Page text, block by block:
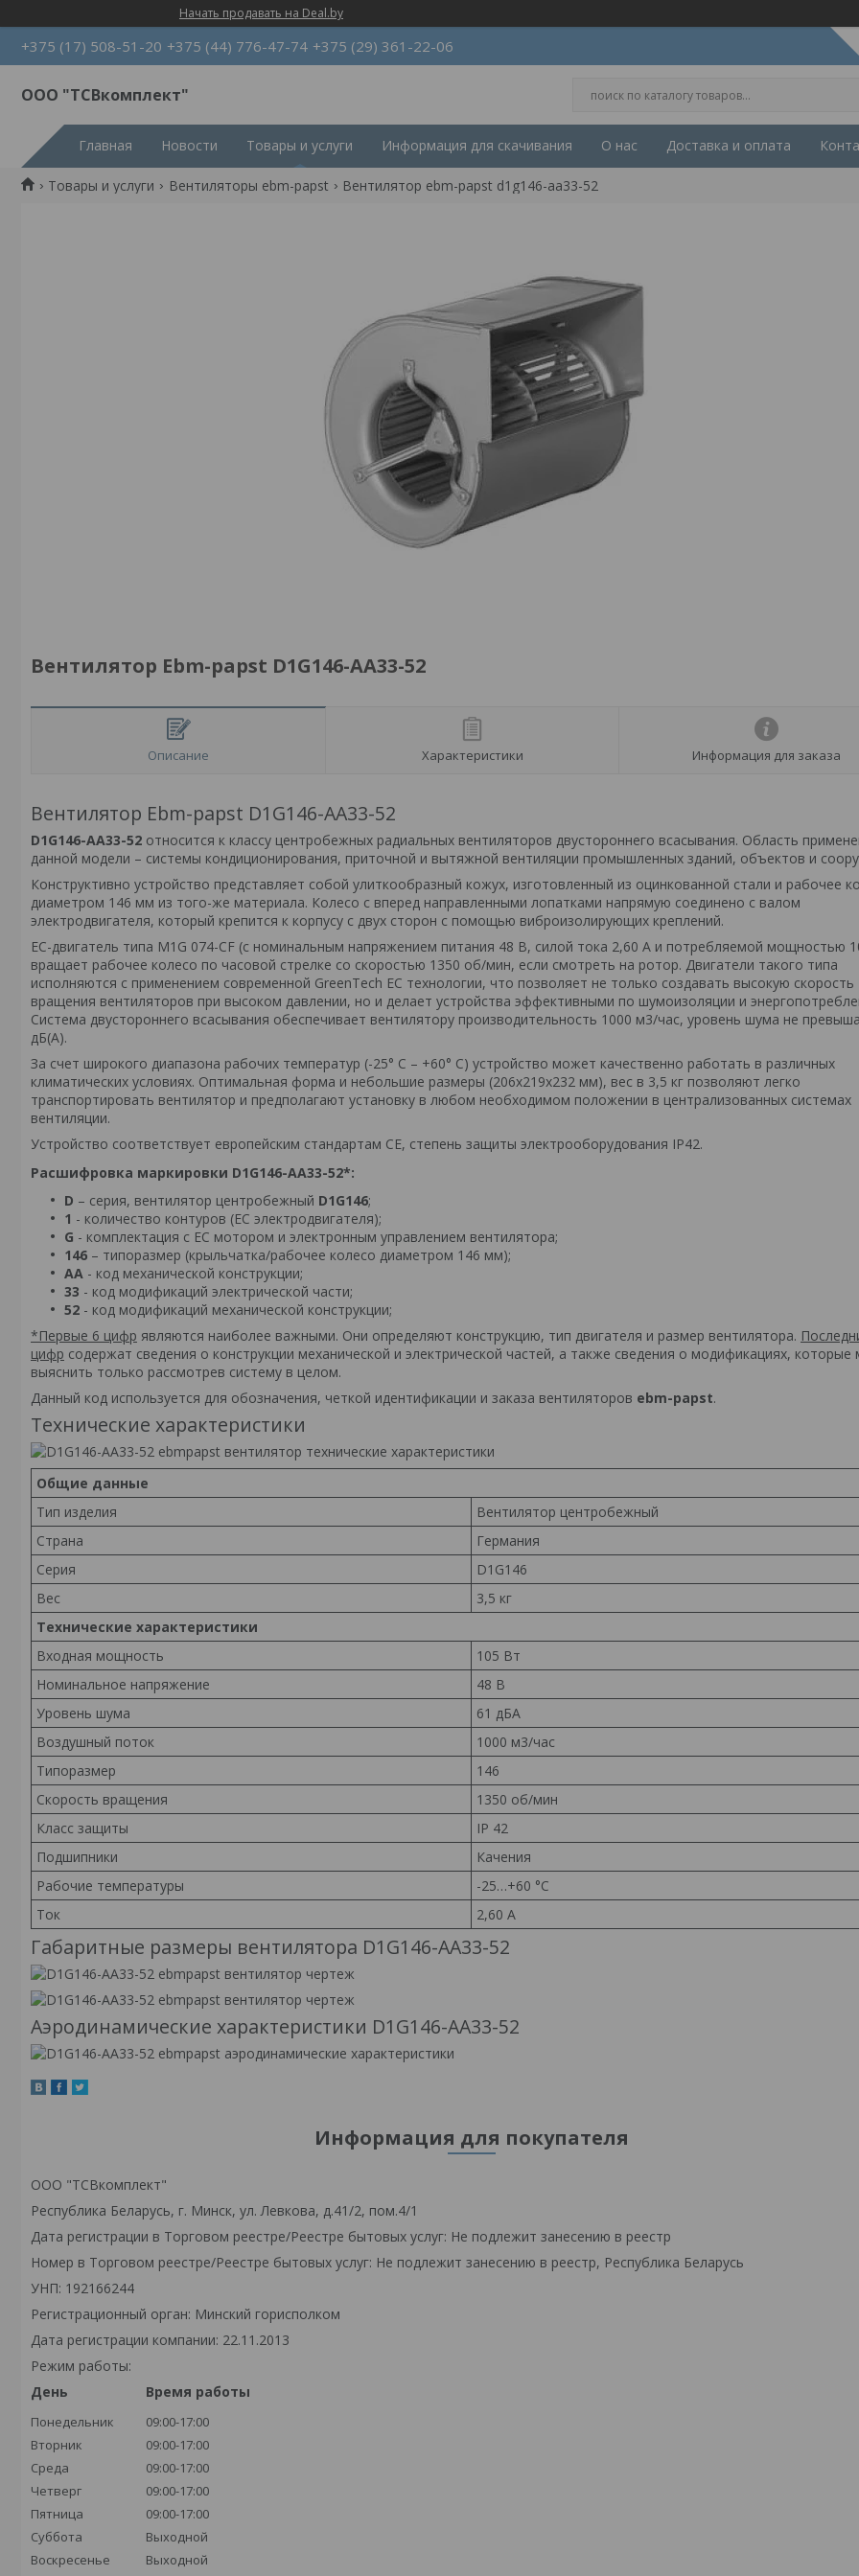
Начать продавать на Deal.by
+375 (17) 508-51-20 +375 (44) 776-47-74 +375 (29) 361-22-06
ООО "ТСВкомплект"
Главная Новости Товары и услуги Информация для скачивания О нас Доставка и оплата
Товары и услуги Вентиляторы ebm-papst Вентилятор ebm-papst d1g146-aa33-52
Вентилятор Ebm-papst D1G146-AA33-52
Описание Характеристики Информация для заказа
Вентилятор Ebm-papst D1G146-AA33-52
D1G146-AA33-52 относится к классу центробежных радиальных вентиляторов двустороннего всасывания. Область
данной модели – системы кондиционирования, приточной и вытяжной вентиляции промышленных зданий, объектов и
Конструктивно устройство представляет собой улиткообразный кожух, изготовленный из оцинкованной стали и рабочее
диаметром 146 мм из того-же материала. Колесо с вперед направленными лопатками напрямую соединено с валом
электродвигателя, который крепится к корпусу с двух сторон с помощью виброизолирующих креплений.
ЕС-двигатель типа M1G 074-CF (с номинальным напряжением питания 48 В, силой тока 2,60 А и потребляемой мощностью
вращает рабочее колесо по часовой стрелке со скоростью 1350 об/мин, если смотреть на ротор. Двигатели такого типа
исполняются с применением современной GreenTech EC технологии, что позволяет не только создавать высокую скорость
вращения вентиляторов при высоком давлении, но и делает устройства эффективными по шумоизоляции и
Система двустороннего всасывания обеспечивает вентилятору производительность 1000 м3/час, уровень шума не
дБ(А).
За счет широкого диапазона рабочих температур (-25° С – +60° С) устройство может качественно работать в различных
климатических условиях. Оптимальная форма и небольшие размеры (206x219x232 мм), вес в 3,5 кг позволяют легко
транспортировать вентилятор и предполагают установку в любом необходимом положении в централизованных системах
вентиляции.
Устройство соответствует европейским стандартам СЕ, степень защиты электрооборудования IP42.
Расшифровка маркировки D1G146-AA33-52*:
D – серия, вентилятор центробежный D1G146;
1 - количество контуров (EC электродвигателя);
G - комплектация с EC мотором и электронным управлением вентилятора;
146 – типоразмер (крыльчатка/рабочее колесо диаметром 146 мм);
AA - код механической конструкции;
33 - код модификаций электрической части;
52 - код модификаций механической конструкции;
*Первые 6 цифр являются наиболее важными. Они определяют конструкцию, тип двигателя и размер вентилятора.
цифр содержат сведения о конструкции механической и электрической частей, а также сведения о модификациях,
выяснить только рассмотрев систему в целом.
Данный код используется для обозначения, четкой идентификации и заказа вентиляторов ebm-papst.
Технические характеристики
Общие данные
Тип изделия
Вентилятор центробежный
Страна
Германия
Серия
D1G146
Вес
3,5 кг
Технические характеристики
Входная мощность
105 Вт
Номинальное напряжение
48 В
Уровень шума
61 дБА
Воздушный поток
1000 м3/час
Типоразмер
146
Скорость вращения
1350 об/мин
Класс защиты
IP 42
Подшипники
Качения
Рабочие температуры
-25…+60 °С
Ток
2,60 A
Габаритные размеры вентилятора D1G146-AA33-52
Аэродинамические характеристики D1G146-AA33-52
Информация для покупателя
ООО "ТСВкомплект"
Республика Беларусь, г. Минск, ул. Левкова, д.41/2, пом.4/1
Дата регистрации в Торговом реестре/Реестре бытовых услуг: Не подлежит занесению в реестр
Номер в Торговом реестре/Реестре бытовых услуг: Не подлежит занесению в реестр, Республика Беларусь
УНП: 192166244
Регистрационный орган: Минский горисполком
Дата регистрации компании: 22.11.2013
Режим работы:
День
Время работы
Понедельник
09:00-17:00
Вторник
09:00-17:00
Среда
09:00-17:00
Четверг
09:00-17:00
Пятница
09:00-17:00
Суббота
Выходной
Воскресенье
Выходной